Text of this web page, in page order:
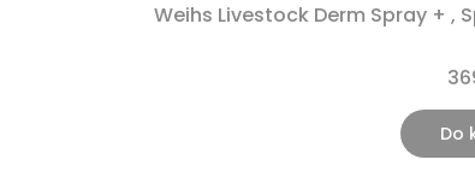
Do